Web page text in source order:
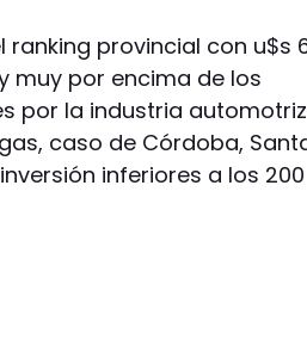
provincial con u$s
muy por encima de los
por la industria
caso de Córdoba,
inferiores a los 200